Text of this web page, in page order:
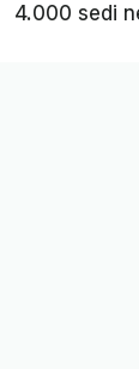
4.000 sedi